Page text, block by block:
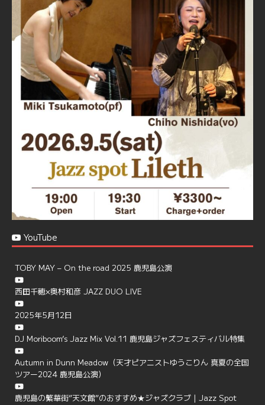
Jazz Spot Lilet · 11 11月 2024
忘年会＆新年会 ご予約承り中❣❣
☆窓辺から天文館ミリオネーション
☆JAZZの生演奏を聴きながら♪
☆地産地消に拘ったフードメニュー
プラン内容はご予算とご要望に応じてアレンジ可能ですの
で、お気軽にお問い合せください
https://jazzspotlileth.com/recommend/8650
6 7 Twitter
Load More
YouTube
TOBY MAY – On the road 2025 鹿児島公演
西田千穂×奥村和彦 JAZZ DUO LIVE
2025年5月12日
DJ Moriboom’s Jazz Mix Vol.11 鹿児島ジャズフェスティバル特集
Autumn in Dunn Meadow（天才ピアニストゆうこりん 真夏の全国
ツアー2024 鹿児島公演）
鹿児島の繁華街”天文館”のおすすめ★ジャズクラブ | Jazz Spot